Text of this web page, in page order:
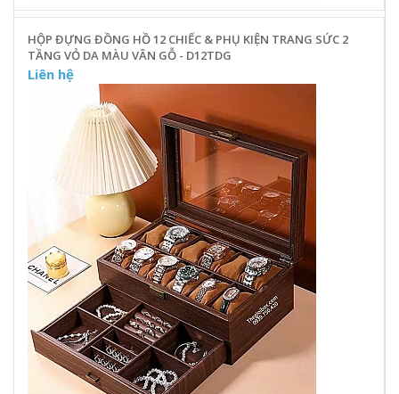
HỘP ĐỰNG ĐỒNG HỒ 12 CHIẾC & PHỤ KIỆN TRANG SỨC 2
TẦNG VỎ DA MÀU VÂN GỖ - D12TDG
Liên hệ